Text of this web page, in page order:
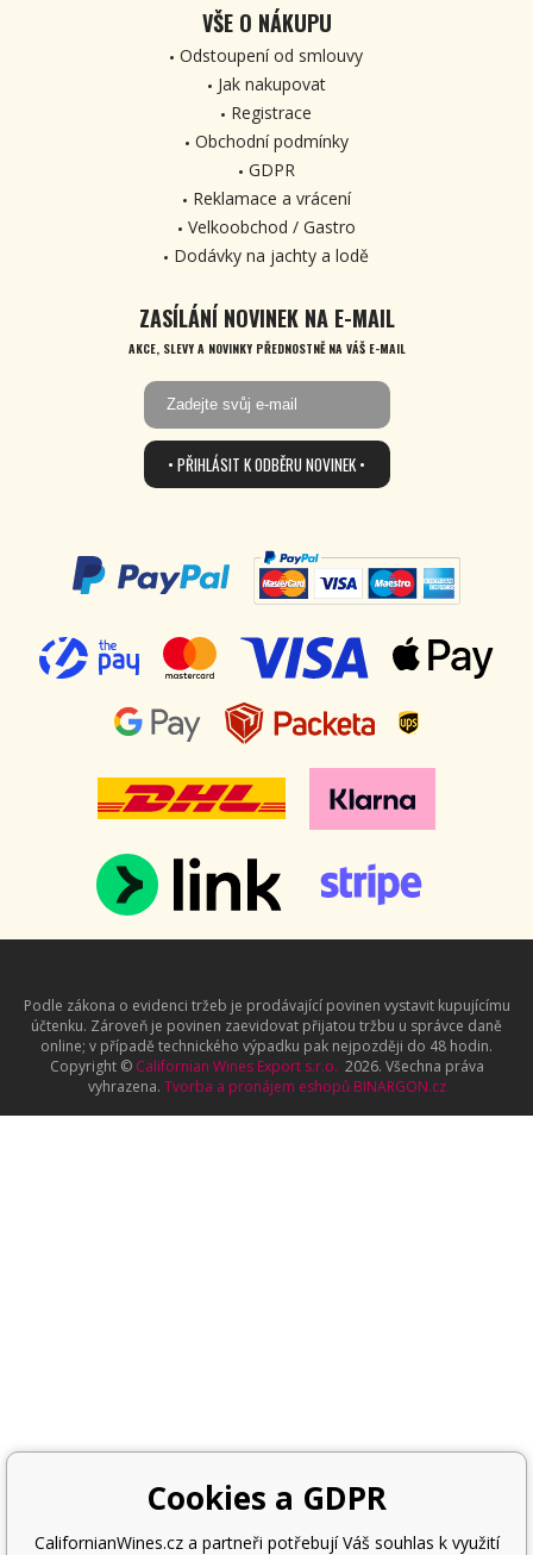
VŠE O NÁKUPU
Odstoupení od smlouvy
Jak nakupovat
Registrace
Obchodní podmínky
GDPR
Reklamace a vrácení
Velkoobchod / Gastro
Dodávky na jachty a lodě
ZASÍLÁNÍ NOVINEK NA E-MAIL
AKCE, SLEVY A NOVINKY PŘEDNOSTNĚ NA VÁŠ E-MAIL
• PŘIHLÁSIT K ODBĚRU NOVINEK •
Podle zákona o evidenci tržeb je prodávající povinen vystavit kupujícímu
účtenku. Zároveň je povinen zaevidovat přijatou tržbu u správce daně
online; v případě technického výpadku pak nejpozději do 48 hodin.
Copyright © Californian Wines Export s.r.o. 2026. Všechna práva
vyhrazena. Tvorba a pronájem eshopů BINARGON.cz
Cookies a GDPR
CalifornianWines.cz a partneři potřebují Váš souhlas k využití